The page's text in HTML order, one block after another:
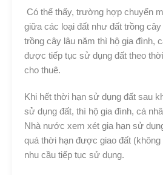
Có thể thấy, trường hợp chuyển
giữa các loại đất như đất trồng
trồng cây lâu năm thì hộ gia đình,
được tiếp tục sử dụng đất theo
cho thuê.
Khi hết thời hạn sử dụng đất sau
sử dụng đất, thì hộ gia đình, cá
Nhà nước xem xét gia hạn sử
quá thời hạn được giao đất
nhu cầu tiếp tục sử dụng.